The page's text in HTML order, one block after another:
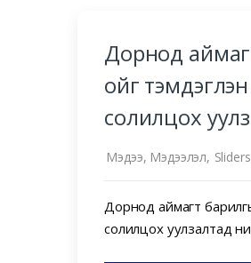
Дорнод
ойг тэмдэглэн
солилцох
Мэдээ, Мэдээлэл,
Дорнод аймагт
солилцох уулзалтад